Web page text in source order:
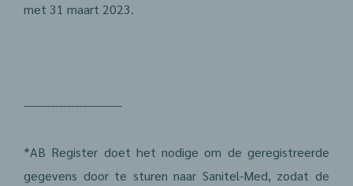
met 31 maart 2023.
-------------------------
*AB Register doet het nodige om de geregistreerde
gegevens door te sturen naar Sanitel-Med, zodat de